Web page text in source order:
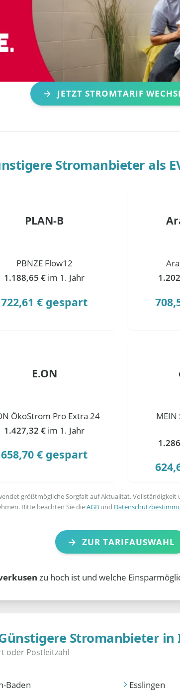
JETZT STROMTARIF
Stromanbieter als
PLAN-B
PBNZE Flow12
1.188,65 € im 1. Jahr
722,61 € gespart
E.ON
ÖkoStrom Pro Extra 24
1.427,32 € im 1. Jahr
658,70 € gespart
MEIN
größtmögliche Sorgfalt auf Aktualität,
Bitte beachten Sie dieAGB und
ZUR TARIFAUSWAHL
zu hoch ist und welche
Stromanbieter in
Baden Esslingen